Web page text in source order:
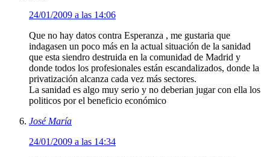
24/01/2009 a las 14:06
Que no hay datos contra Esperanza , me gustaria que
indagasen un poco más en la actual situación de la sanidad
que esta siendro destruida en la comunidad de Madrid y
donde todos los profesionales están escandalizados, donde la
privatización alcanza cada vez más sectores.
La sanidad es algo muy serio y no deberian jugar con ella los
politicos por el beneficio económico
José María
24/01/2009 a las 14:34